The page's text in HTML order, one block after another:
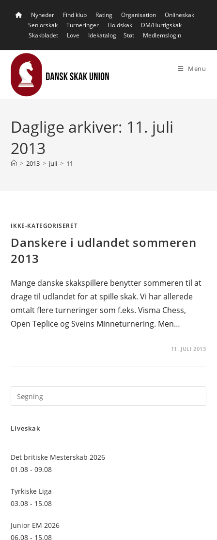
Nyheder Find klub Rating Organisation
Onlineskak
Seniorskak
Turneringer Holdskak
DM/Hurtigskak
Skakbladet
Love Idekatalog Støt Medlemslogin
Menu
Daglige arkiver: 11. juli
2013
> 2013 > juli > 11
IKKE-KATEGORISERET
Danskere i udlandet sommeren
2013
Mange danske skakspillere benytter sommeren til at
drage til udlandet for at spille skak. Vi har allerede
omtalt flere turneringer som f.eks. Visma Chess,
Open Teplice og Sveins Minneturnering. Men…
11. JULI 2013
Liveskak
Det britiske Mesterskab 2026
01.08 - 09.08
Tyrkiske Liga
03.08 - 15.08
Junior EM 2026
06.08 - 15.08